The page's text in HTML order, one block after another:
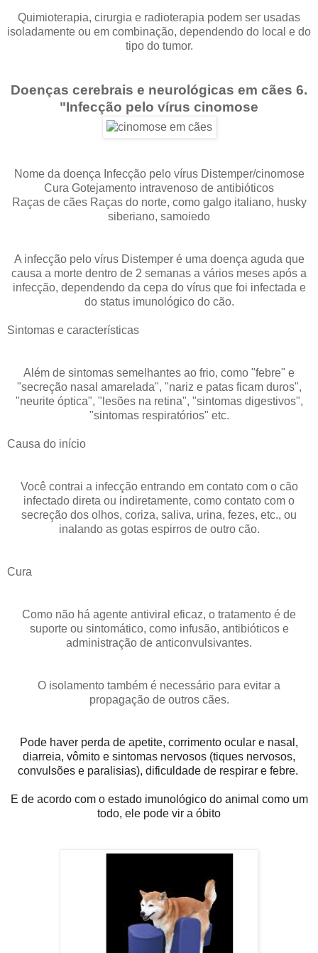
Quimioterapia, cirurgia e radioterapia podem ser usadas
isoladamente ou em combinação, dependendo do local e do
tipo do tumor.
Doenças cerebrais e neurológicas em cães 6.
"Infecção pelo vírus cinomose
Nome da doença Infecção pelo vírus Distemper/cinomose
Cura Gotejamento intravenoso de antibióticos
Raças de cães Raças do norte, como galgo italiano, husky
siberiano, samoiedo
A infecção pelo vírus Distemper é uma doença aguda que
causa a morte dentro de 2 semanas a vários meses após a
infecção, dependendo da cepa do vírus que foi infectada e
do status imunológico do cão.
Sintomas e características
Além de sintomas semelhantes ao frio, como "febre" e
"secreção nasal amarelada", "nariz e patas ficam duros",
"neurite óptica", "lesões na retina", "sintomas digestivos",
"sintomas respiratórios" etc.
Causa do início
Você contrai a infecção entrando em contato com o cão
infectado direta ou indiretamente, como contato com o
secreção dos olhos, coriza, saliva, urina, fezes, etc., ou
inalando as gotas espirros de outro cão.
Cura
Como não há agente antiviral eficaz, o tratamento é de
suporte ou sintomático, como infusão, antibióticos e
administração de anticonvulsivantes.
O isolamento também é necessário para evitar a
propagação de outros cães.
Pode haver perda de apetite, corrimento ocular e nasal,
diarreia, vômito e sintomas nervosos (tiques nervosos,
convulsões e paralisias), dificuldade de respirar e febre.
E de acordo com o estado imunológico do animal como um
todo, ele pode vir a óbito